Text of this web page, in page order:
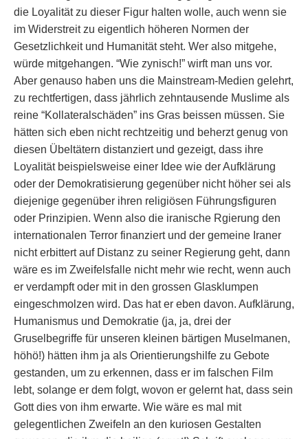
die Loyalität zu dieser Figur halten wolle, auch wenn sie
im Widerstreit zu eigentlich höheren Normen der
Gesetzlichkeit und Humanität steht. Wer also mitgehe,
würde mitgehangen. “Wie zynisch!” wirft man uns vor.
Aber genauso haben uns die Mainstream-Medien gelehrt,
zu rechtfertigen, dass jährlich zehntausende Muslime als
reine “Kollateralschäden” ins Gras beissen müssen. Sie
hätten sich eben nicht rechtzeitig und beherzt genug von
diesen Übeltätern distanziert und gezeigt, dass ihre
Loyalität beispielsweise einer Idee wie der Aufklärung
oder der Demokratisierung gegenüber nicht höher sei als
diejenige gegenüber ihren religiösen Führungsfiguren
oder Prinzipien. Wenn also die iranische Rgierung den
internationalen Terror finanziert und der gemeine Iraner
nicht erbittert auf Distanz zu seiner Regierung geht, dann
wäre es im Zweifelsfalle nicht mehr wie recht, wenn auch
er verdampft oder mit in den grossen Glasklumpen
eingeschmolzen wird. Das hat er eben davon. Aufklärung,
Humanismus und Demokratie (ja, ja, drei der
Gruselbegriffe für unseren kleinen bärtigen Muselmanen,
höhö!) hätten ihm ja als Orientierungshilfe zu Gebote
gestanden, um zu erkennen, dass er im falschen Film
lebt, solange er dem folgt, wovon er gelernt hat, dass sein
Gott dies von ihm erwarte. Wie wäre es mal mit
gelegentlichen Zweifeln an den kuriosen Gestalten